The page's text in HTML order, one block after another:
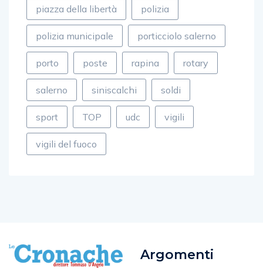
piazza della libertà polizia
polizia municipale porticciolo salerno
porto poste rapina rotary
salerno siniscalchi soldi
sport TOP udc vigili
vigili del fuoco
Argomenti